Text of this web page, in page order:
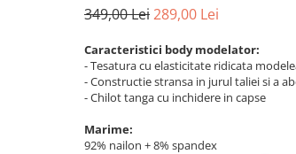
349,00 Lei289,00 Lei
Caracteristici body modelator:
- Tesatura cu elasticitate ridicata
- Constructie stransa in jurul taliei si a
- Chilot tanga cu inchidere in capse
Marime:
92% nailon + 8% spandex